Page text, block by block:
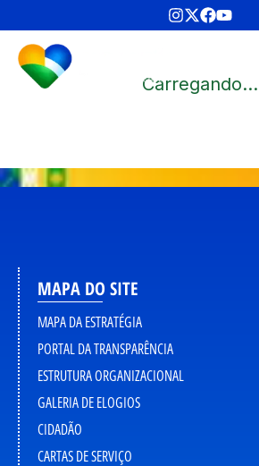
Carregando...
MAPA DO SITE
MAPA DA ESTRATÉGIA
PORTAL DA TRANSPARÊNCIA
ESTRUTURA ORGANIZACIONAL
GALERIA DE ELOGIOS
CIDADÃO
CARTAS DE SERVIÇO